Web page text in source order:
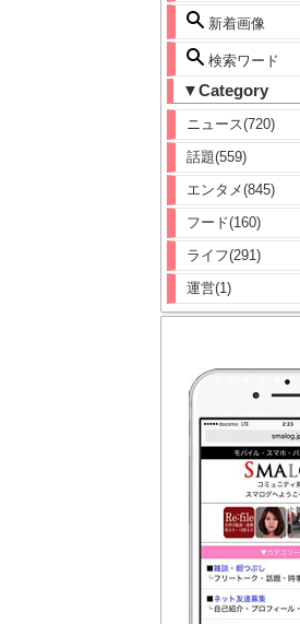
新着画像
検索ワード
▼Category
ニュース(720)
話題(559)
エンタメ(845)
フード(160)
ライフ(291)
運営(1)